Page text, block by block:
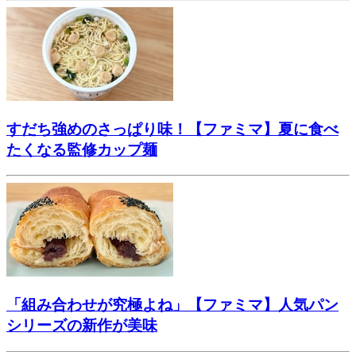
すだち強めのさっぱり味！【ファミマ】夏に食べ
たくなる監修カップ麺
「組み合わせが究極よね」【ファミマ】人気パン
シリーズの新作が美味